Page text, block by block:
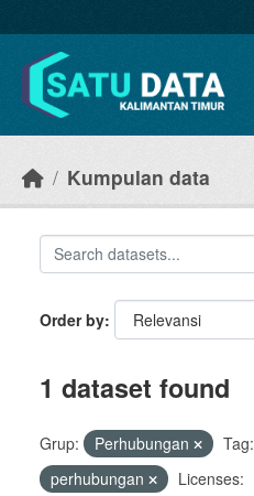
Kumpulan data
Order by
1 dataset found
Grup: Perhubungan Tag:
perhubungan
Licenses: